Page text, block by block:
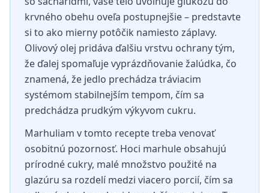
krvného obehu oveľa postupnejšie – predstavte
si to ako mierny potôčik namiesto záplavy.
Olivový olej pridáva ďalšiu vrstvu ochrany tým,
že ďalej spomaľuje vyprázdňovanie žalúdka, čo
znamená, že jedlo prechádza tráviacim
systémom stabilnejším tempom, čím sa
predchádza prudkým výkyvom cukru.
Marhuliam v tomto recepte treba venovať
osobitnú pozornosť. Hoci marhule obsahujú
prírodné cukry, malé množstvo použité na
glazúru sa rozdelí medzi viacero porcií, čím sa